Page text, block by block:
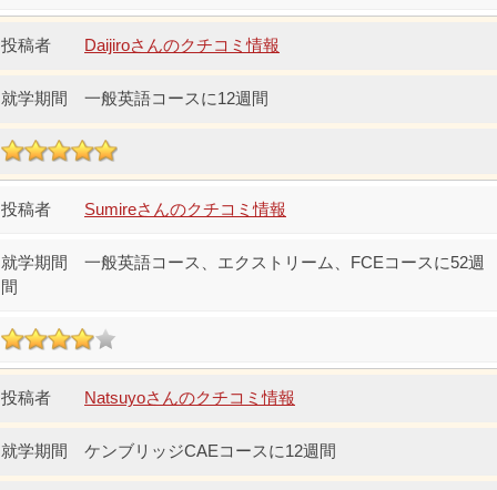
Daijiroさんのクチコミ情報
一般英語コースに12週間
Sumireさんのクチコミ情報
一般英語コース、エクストリーム、FCEコースに52週
間
Natsuyoさんのクチコミ情報
ケンブリッジCAEコースに12週間